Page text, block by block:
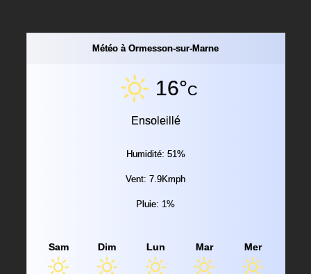
Météo à Ormesson-sur-Marne
16°C
Ensoleillé
Humidité: 51%
Vent: 7.9Kmph
Pluie: 1%
Sam Dim Lun Mar Mer